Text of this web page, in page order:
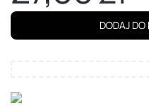
DODAJ DO